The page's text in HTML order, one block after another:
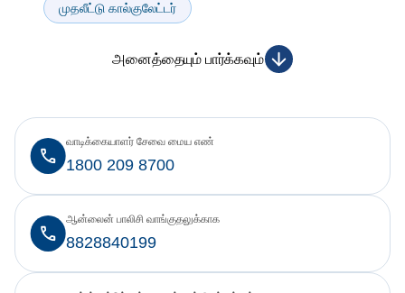
முதலீட்டு கால்குலேட்டர்
அனைத்தையும் பார்க்கவும்
1800 209 8700
வாடிக்கையாளர் சேவை மைய எண்
8828840199
ஆன்லைன் பாலிசி வாங்குதலுக்காக